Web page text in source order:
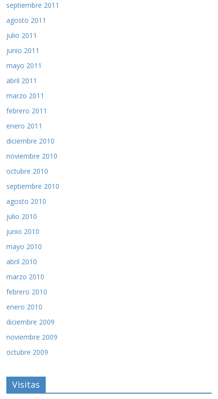
septiembre 2011
agosto 2011
julio 2011
junio 2011
mayo 2011
abril 2011
marzo 2011
febrero 2011
enero 2011
diciembre 2010
noviembre 2010
octubre 2010
septiembre 2010
agosto 2010
julio 2010
junio 2010
mayo 2010
abril 2010
marzo 2010
febrero 2010
enero 2010
diciembre 2009
noviembre 2009
octubre 2009
Visitas